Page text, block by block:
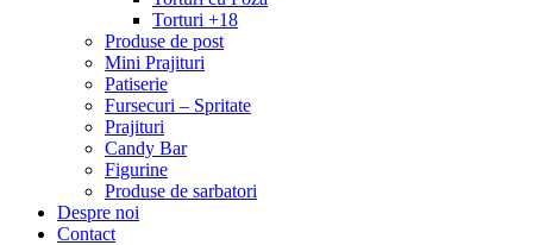
Torturi +18
Produse de post
Mini Prajituri
Patiserie
Fursecuri – Spritate
Prajituri
Candy Bar
Figurine
Produse de sarbatori
Despre noi
Contact